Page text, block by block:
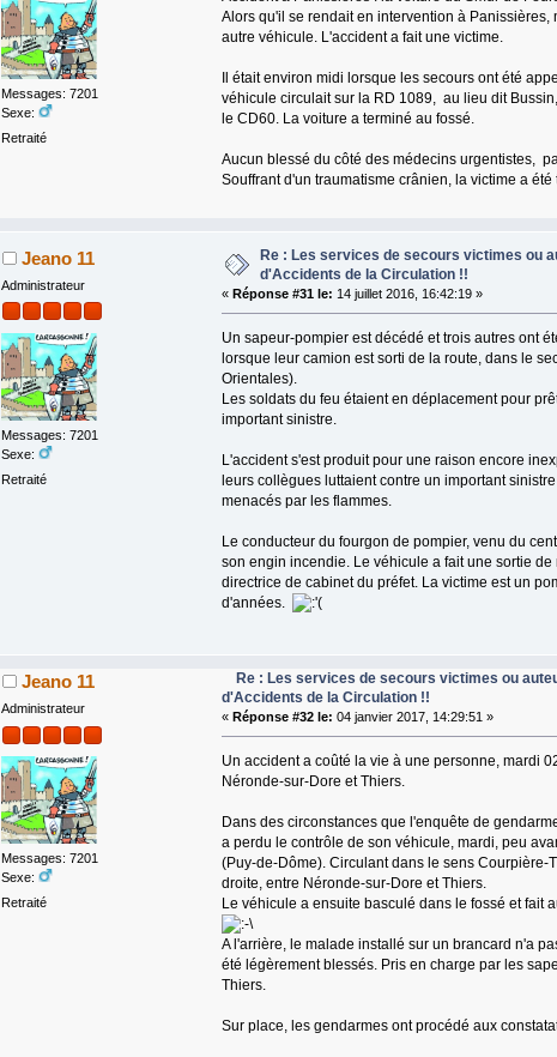
Messages: 7201
Sexe:
Retraité
Alors qu'il se rendait en intervention à
autre véhicule. L'accident a fait une victime.
Il était environ midi lorsque les secours ont été
véhicule circulait sur la RD 1089, au lieu dit
le CD60. La voiture a terminé au fossé.
Aucun blessé du côté des médecins urgentistes,
Souffrant d'un traumatisme crânien, la victime a
Jeano 11
Administrateur
Messages: 7201
Sexe:
Retraité
Re : Les services de secours victimes ou
d'Accidents de la Circulation !!
« Réponse #31 le: 14 juillet 2016, 16:42:19 »
Un sapeur-pompier est décédé et trois autres ont
lorsque leur camion est sorti de la route, dans le
Orientales).
Les soldats du feu étaient en déplacement pour
important sinistre.
L'accident s'est produit pour une raison encore
leurs collègues luttaient contre un important
menacés par les flammes.
Le conducteur du fourgon de pompier, venu du
son engin incendie. Le véhicule a fait une sortie
directrice de cabinet du préfet. La victime est un
d'années.
Jeano 11
Administrateur
Messages: 7201
Sexe:
Retraité
Re : Les services de secours victimes ou
d'Accidents de la Circulation !!
« Réponse #32 le: 04 janvier 2017, 14:29:51 »
Un accident a coûté la vie à une personne, mardi
Néronde-sur-Dore et Thiers.
Dans des circonstances que l'enquête de
a perdu le contrôle de son véhicule, mardi, peu
(Puy-de-Dôme). Circulant dans le sens
droite, entre Néronde-sur-Dore et Thiers.
Le véhicule a ensuite basculé dans le fossé et fait
A l'arrière, le malade installé sur un brancard n'a
été légèrement blessés. Pris en charge par les
Thiers.
Sur place, les gendarmes ont procédé aux